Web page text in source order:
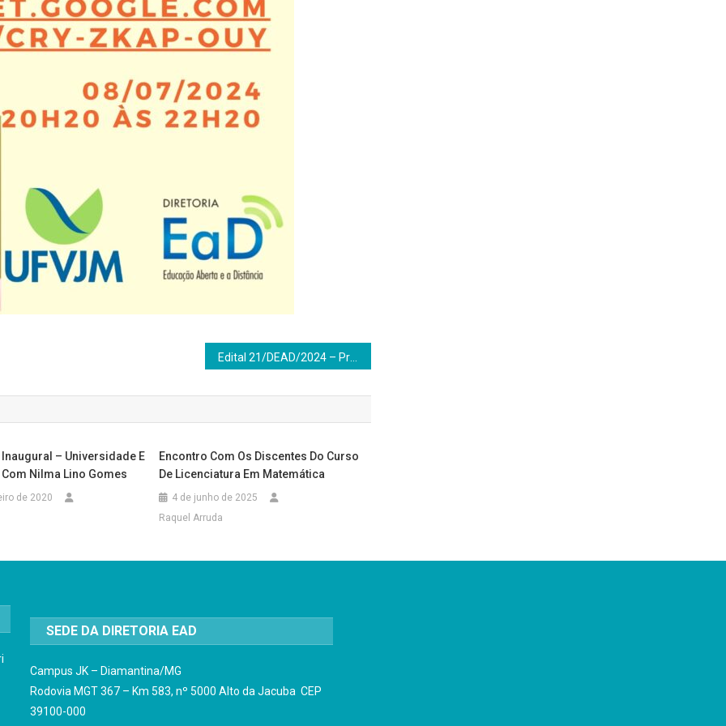
Inaugural – Universidade E
Nilma Lino Gomes
de 2020
Encontro Com Os Discentes Do Curso
De Licenciatura Em Matemática
4 de junho de 2025
Raquel Arruda
SEDE DA DIRETORIA EAD
Campus JK – Diamantina/MG
Rodovia MGT 367 – Km 583, nº 5000 Alto da Jacuba CEP
39100-000